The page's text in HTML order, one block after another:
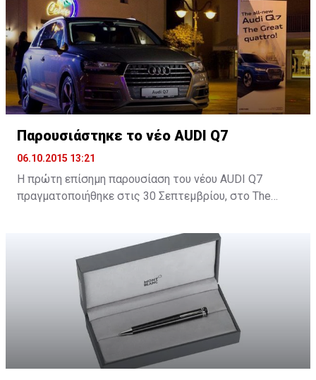
Παρουσιάστηκε το νέο AUDI Q7
06.10.2015 13:21
H πρώτη επίσημη παρουσίαση του νέου AUDI Q7
πραγματοποιήθηκε στις 30 Σεπτεμβρίου, στο Τhe
ευκαιρία να δουν από κοντά το νέο SUV της Audi.